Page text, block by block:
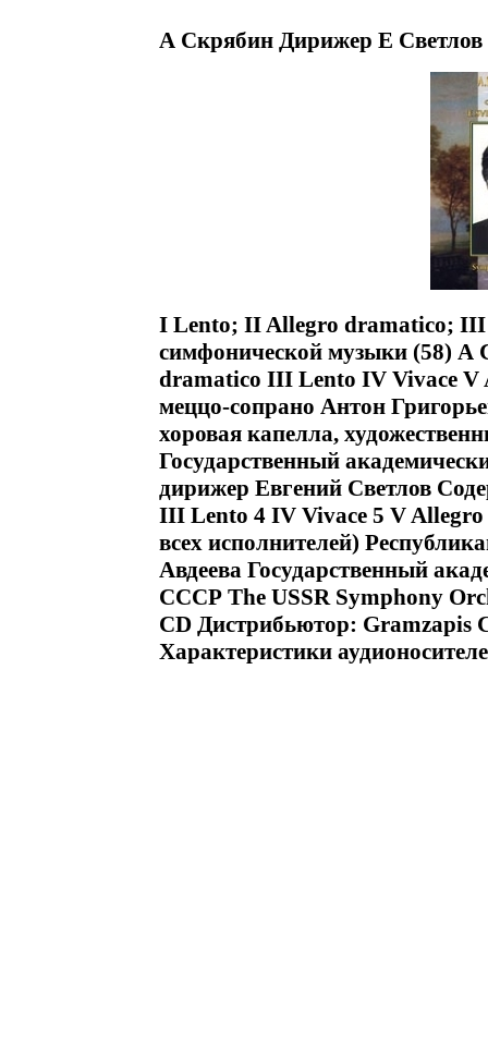
А Скрябин Дирижер Е
I Lento; II Allegro dramatico; III
симфонической музыки (58) А
dramatico III Lento IV Vivace V
меццо-сопрано Антон
хоровая капелла,
Государственный
дирижер Евгений Светлов
III Lento 4 IV Vivace 5 V
всех исполнителей)
Авдеева Государственный
СССР The USSR Symphony
CD Дистрибьютор: Gramzapis
Характеристики